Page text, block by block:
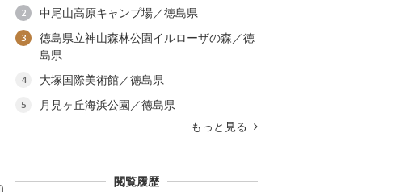
2 中尾山高原キャンプ場／徳島県
3
徳島県立神山森林公園イルローザの森／徳
島県
4 大塚国際美術館／徳島県
5
月見ヶ丘海浜公園／徳島県
もっと見る
閲覧履歴